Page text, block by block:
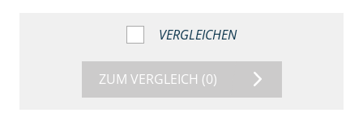
VERGLEICHEN
ZUM VERGLEICH (0)